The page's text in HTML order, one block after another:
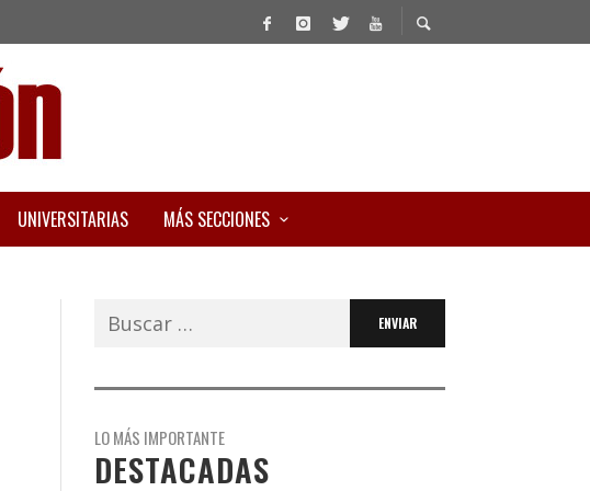
UNIVERSITARIAS MÁS SECCIONES
Buscar:
LO MÁS IMPORTANTE
DESTACADAS